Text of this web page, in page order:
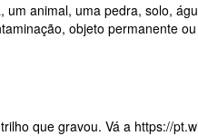
animal, uma pedra, solo,
objeto permanente
que gravou. Vá a https://